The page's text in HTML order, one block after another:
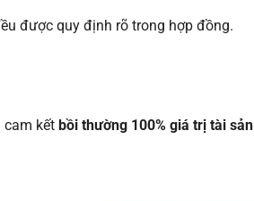
được quy định rõ trong hợp đồng.
cam kết bồi thường 100% giá trị tài sản